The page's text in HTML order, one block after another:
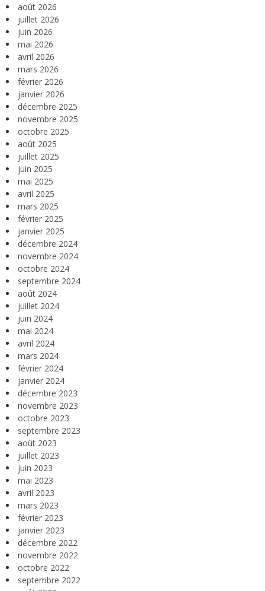
août 2026
juillet 2026
juin 2026
mai 2026
avril 2026
mars 2026
février 2026
janvier 2026
décembre 2025
novembre 2025
octobre 2025
août 2025
juillet 2025
juin 2025
mai 2025
avril 2025
mars 2025
février 2025
janvier 2025
décembre 2024
novembre 2024
octobre 2024
septembre 2024
août 2024
juillet 2024
juin 2024
mai 2024
avril 2024
mars 2024
février 2024
janvier 2024
décembre 2023
novembre 2023
octobre 2023
septembre 2023
août 2023
juillet 2023
juin 2023
mai 2023
avril 2023
mars 2023
février 2023
janvier 2023
décembre 2022
novembre 2022
octobre 2022
septembre 2022